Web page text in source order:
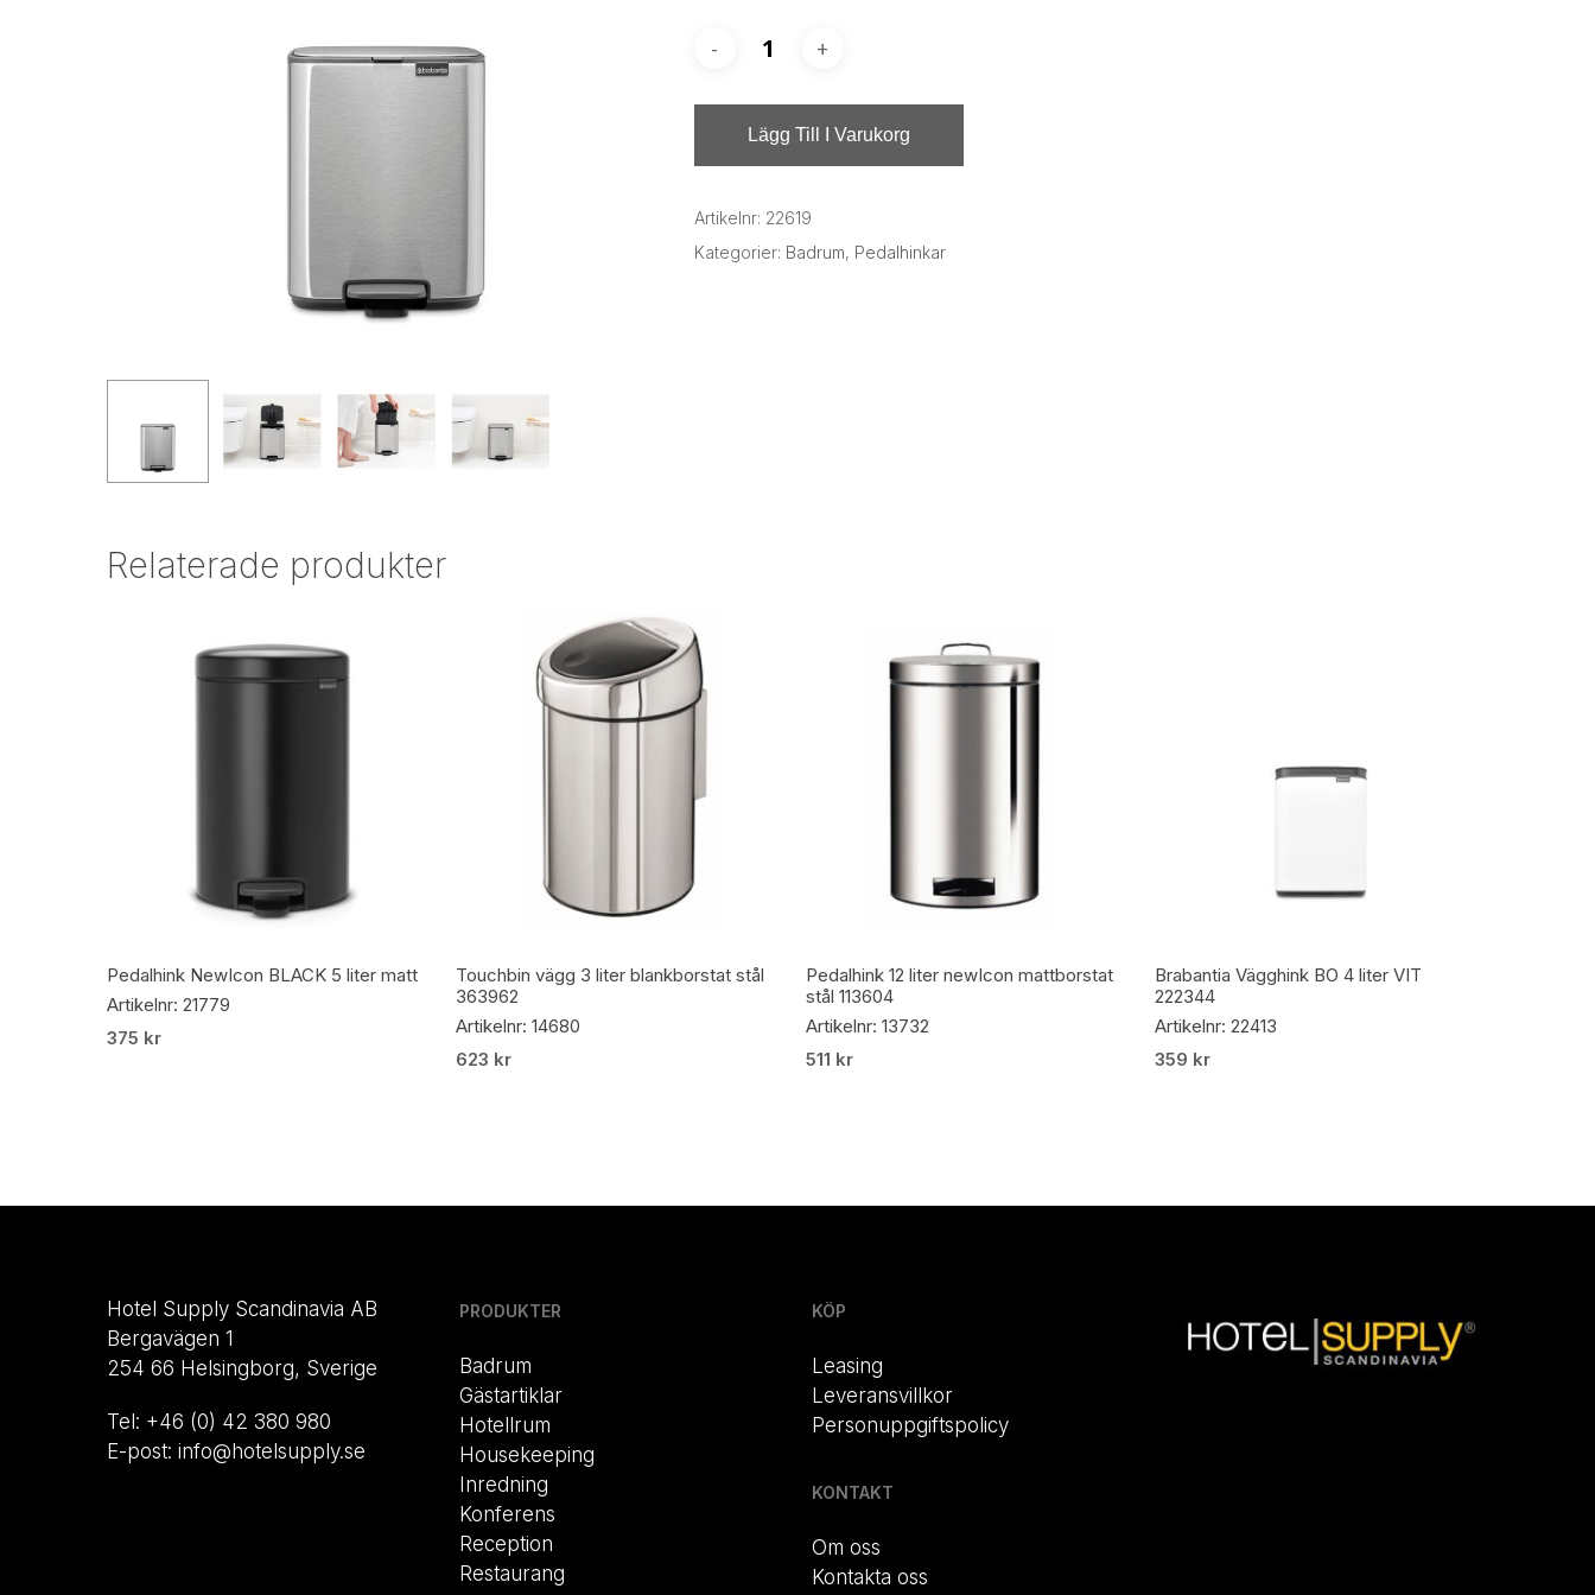
Lägg Till I Varukorg
Artikelnr: 22619
Kategorier: Badrum, Pedalhinkar
Relaterade produkter
Lägg Till I Varukorg
Pedalhink NewIcon BLACK 5 liter matt
Artikelnr: 21779
375 kr
Lägg Till I Varukorg
Touchbin vägg 3 liter blankborstat stål
363962
Artikelnr: 14680
623 kr
Lägg Till I Varukorg
Pedalhink 12 liter newIcon mattborstat
stål 113604
Artikelnr: 13732
511 kr
Lägg Till I Varukorg
Brabantia Vägghink BO 4 liter VIT
222344
Artikelnr: 22413
359 kr
Hotel Supply Scandinavia AB
Bergavägen 1
254 66 Helsingborg, Sverige
Tel: +46 (0) 42 380 980
E-post: info@hotelsupply.se
PRODUKTER
Badrum
Gästartiklar
Hotellrum
Housekeeping
Inredning
Konferens
Reception
Restaurang
KÖP
Leasing
Leveransvillkor
Personuppgiftspolicy
KONTAKT
Om oss
Kontakta oss